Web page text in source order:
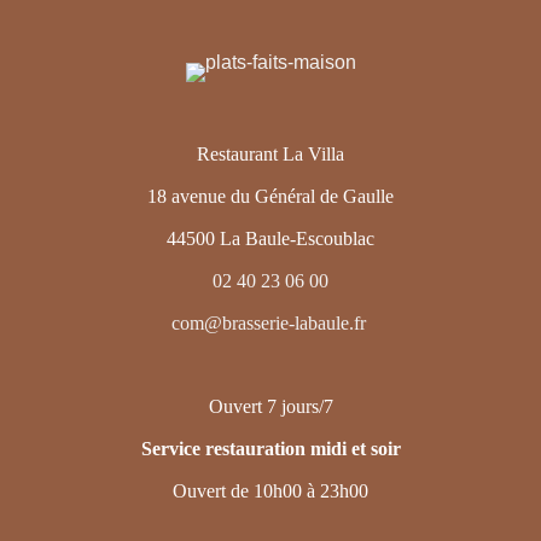
Restaurant La Villa
18 avenue du Général de Gaulle
44500 La Baule-Escoublac
02 40 23 06 00
com@brasserie-labaule.fr
Ouvert 7 jours/7
Service restauration midi et soir
Ouvert de 10h00 à 23h00